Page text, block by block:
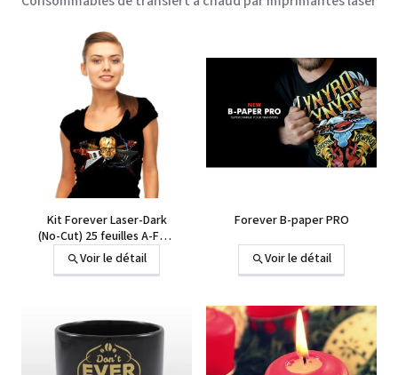
Kit Forever Laser-Dark
(No-Cut) 25 feuilles A-FOIL
+ 25 feuilles B-paper PRO
Voir le détail
Forever B-paper PRO
Voir le détail